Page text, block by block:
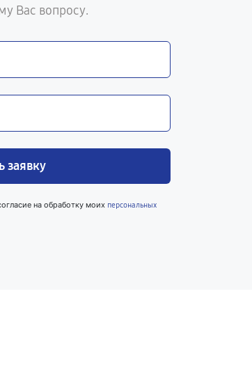
Вас вопросу.
заявку
на обработку моих персональных